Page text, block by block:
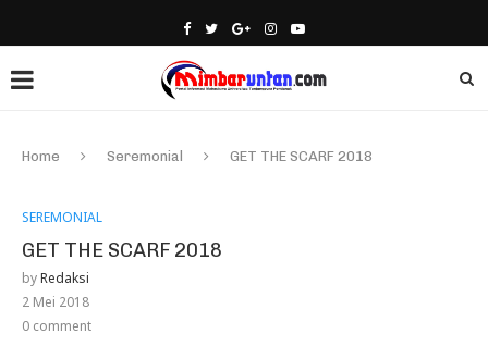
Home Seremonial GET THE SCARF 2018
SEREMONIAL
GET THE SCARF 2018
byRedaksi
2 Mei 2018
0 comment